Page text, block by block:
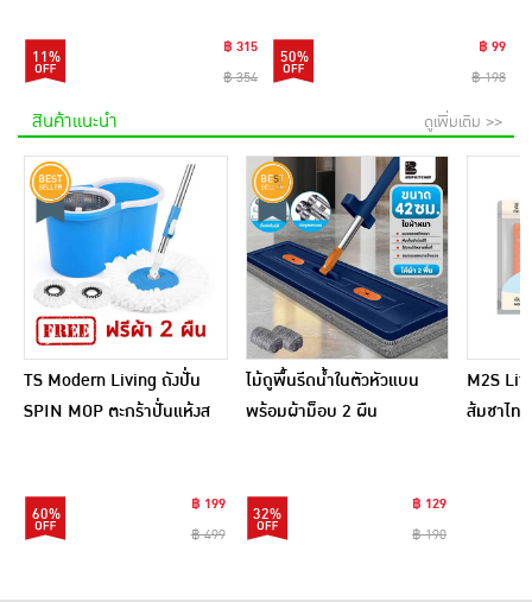
11%
฿ 315
฿ 354
50%
฿ 99
฿ 198
สินค้าแนะนำ ดูเพิ่มเติม >>
TS Modern Living ถังปั่น
SPIN MOP ตะกร้าปั่นแห้งส
60%
฿ 199
฿ 499
ไม้ถูพื้นรีดน้ำในตัวหัวแบน
พร้อมผ้าม็อบ 2 ผืน
32%
฿ 129
฿ 190
M2S
ส้มชาไท